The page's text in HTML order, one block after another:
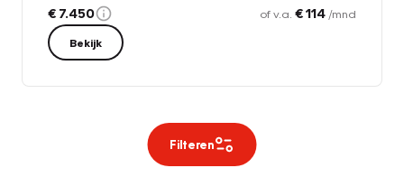
€ 7.450 of v.a. € 114 /mnd
Bekijk
Filteren